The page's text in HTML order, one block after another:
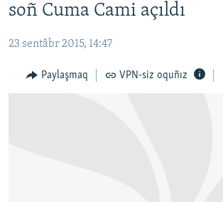
Baş
qaytmaq
qaytmaq
CEMİYET
MEDENİYET
soñ Cuma Cami açıldı
23 sentâbr 2015, 14:47
Paylaşmaq VPN-siz oquñız